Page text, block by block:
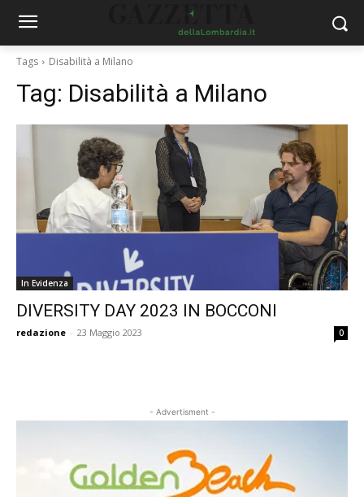
Tags Disabilità a Milano
Tag: Disabilità a Milano
In Evidenza
DIVERSITY DAY 2023 IN BOCCONI
redazione - 23 Maggio 2023 0
- Advertisment -